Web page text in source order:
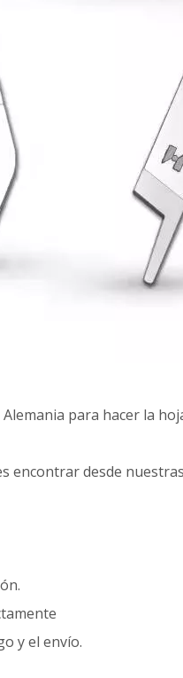
para hacer la
encontrar desde
y el envío.